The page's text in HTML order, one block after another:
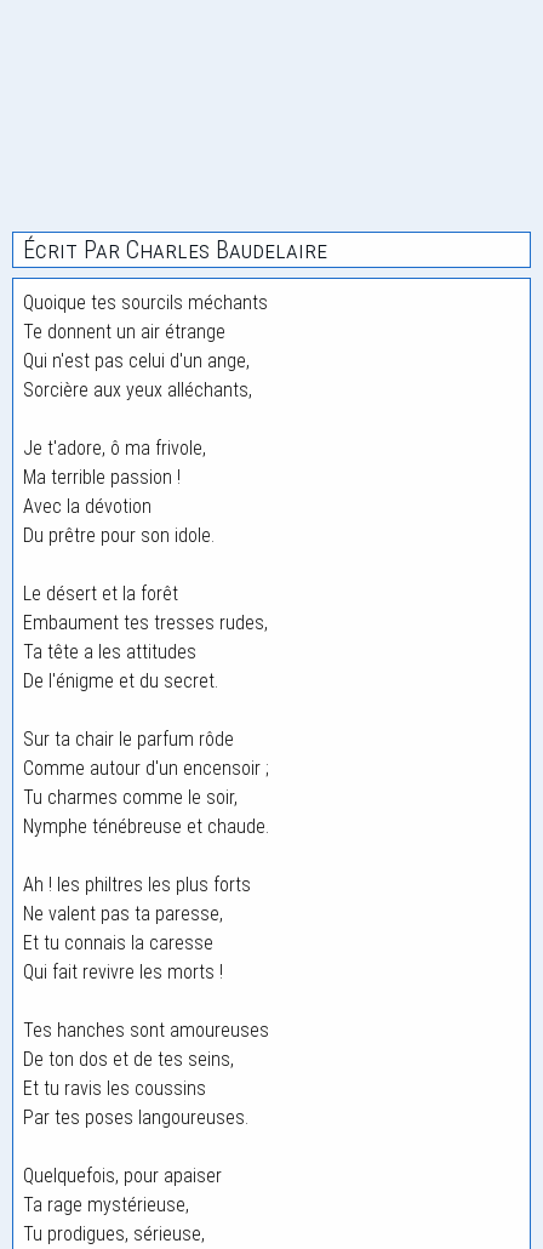
Écrit Par Charles Baudelaire
Quoique tes sourcils méchants
Te donnent un air étrange
Qui n'est pas celui d'un ange,
Sorcière aux yeux alléchants,
Je t'adore, ô ma frivole,
Ma terrible passion !
Avec la dévotion
Du prêtre pour son idole.
Le désert et la forêt
Embaument tes tresses rudes,
Ta tête a les attitudes
De l'énigme et du secret.
Sur ta chair le parfum rôde
Comme autour d'un encensoir ;
Tu charmes comme le soir,
Nymphe ténébreuse et chaude.
Ah ! les philtres les plus forts
Ne valent pas ta paresse,
Et tu connais la caresse
Qui fait revivre les morts !
Tes hanches sont amoureuses
De ton dos et de tes seins,
Et tu ravis les coussins
Par tes poses langoureuses.
Quelquefois, pour apaiser
Ta rage mystérieuse,
Tu prodigues, sérieuse,